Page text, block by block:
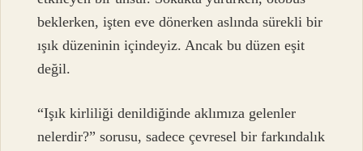
beklerken, işten eve dönerken aslında sürekli bir
ışık düzeninin içindeyiz. Ancak bu düzen eşit
değil.
“Işık kirliliği denildiğinde aklımıza gelenler
nelerdir?” sorusu, sadece çevresel bir farkındalık